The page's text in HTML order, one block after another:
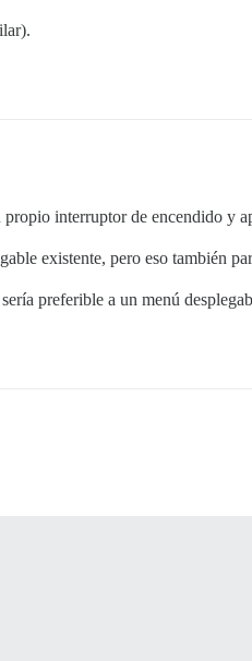
interruptor de encendido y
existente, pero eso también
preferible a un menú